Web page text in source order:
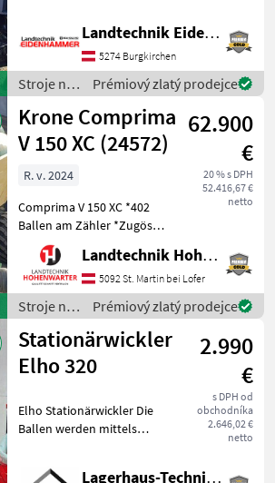
Arbeitsbreite: 4, 00 m -3
Klingen pro Mähscheibe -
Dreipunktanbau Kat. II -
Hydropneuma
Landtechnik Eidenhammer GmbH
5274 Burgkirchen
Stroje na
zber
objemových
krmív /
Vicon
Prémiový zlatý prodejce
Krone Comprima
V 150 XC (24572)
62.900
€
20 % s DPH
52.416,67 €
netto
R. v. 2024
Comprima V 150 XC *402
Ballen am Zähler *Zugöse
Obenanhängung
*Schneidwerk mit 17 Messer
*Gelenkwelle *Hydraul.
Bodenabsenkung *E-Achse
mit 2-Leiter Druckl.-Brems
Landtechnik Hohenwarter GmbH
5092 St. Martin bei Lofer
Stroje na
zber
objemových
krmív /
Krone
Prémiový zlatý prodejce
Stationärwickler
Elho 320
2.990
€
s DPH od
obchodníka
2.646,02 €
netto
Elho Stationärwickler Die
Ballen werden mittels
Lagerhaus-Technik Flachau